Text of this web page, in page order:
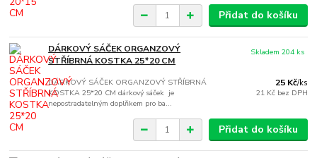
Přidat do košíku
DÁRKOVÝ SÁČEK ORGANZOVÝ
STŘÍBRNÁ KOSTKA 25*20 CM
DÁRKOVÝ SÁČEK ORGANZOVÝ STŘÍBRNÁ
KOSTKA 25*20 CM dárkový sáček je
nepostradatelným doplňkem pro ba...
25 Kč/ks
21 Kč bez DPH
Skladem 204 ks
Přidat do košíku